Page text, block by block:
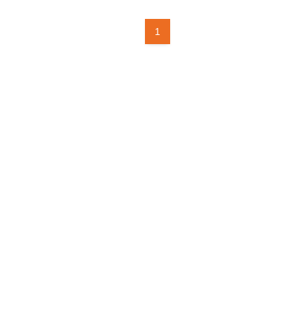
1